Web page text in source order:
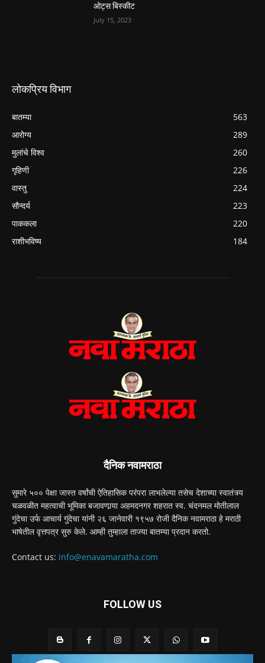
ओट्स बिस्कीट
July 15, 2023
लोकप्रिय विभाग
बातम्या
563
आरोग्य
289
मुलांचे विश्व
260
गृहिणी
226
वास्तु
224
सौन्दर्य
223
पाककला
220
राशीभविष्य
184
दैनिक नवामराठा
सुमारे ५०० पेक्षा जास्त वर्षांची ऐतिहासिक परंपरा लाभलेल्या तसेच देशाच्या स्वातंत्र्य
चळवळीत महत्वाची भूमिका बजावणार्‍या अहमदनगर शहरात स्व. चंदनमल मोतीलाल
गुंदेचा उर्फ आचार्य गुंदेचा यांनी २६ जानेवारी १९५७ रोजी दैनिक नवामराठा हे मराठी
भाषेतील वृत्तपत्र सुरु केले. आम्ही तुम्हाला ताज्या बातम्या प्रदान करतो.
Contact us: info@enavamaratha.com
FOLLOW US